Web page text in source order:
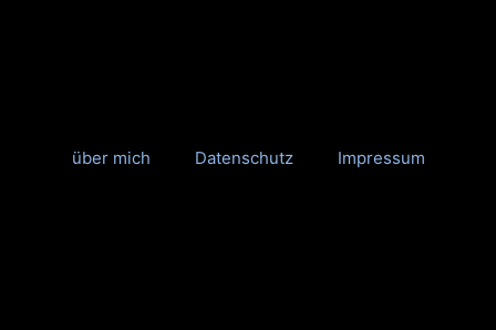
über mich Datenschutz Impressum